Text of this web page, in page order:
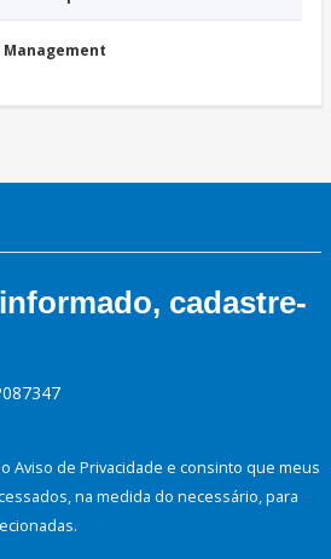
Management
cadastre-
Aviso de Privacidade e consinto que meus
na medida do necessário, para